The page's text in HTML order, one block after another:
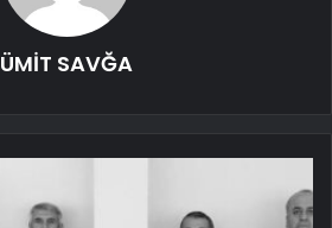
ÜMİT SAVĞA